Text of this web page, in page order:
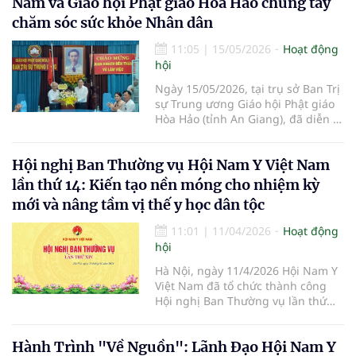
do Trường Trung cấp Quốc tế
Mekong phối hợp cùng Phòng
khám Đa khoa BIC NANO CELL và
Chi hội Nam Y Cần Thơ tổ chức,
thu hút đông đảo giới chuyên gia,
cơ quan quản lý và các y bác sĩ
trên cả nước tham dự.
chăm sóc sức khỏe Nhân dân
11:05 | 15/05/2026
Hoạt động
hội
Ngày 15/05/2026, tại trụ sở Ban Trị
sự Trung ương Giáo hội Phật giáo
Hòa Hảo (tỉnh An Giang), đã diễn ra
Ban Trị sự Trung ương Giáo hội
Phật giáo Hòa Hảo. Cuộc gặp mở ra
chương mới trong việc bảo tồn,
phát triển y học cổ truyền và
nguồn dược liệu quý báu của dân
tộc.
Hội nghị Ban Thường vụ Hội Nam Y Việt Nam
lần thứ 14: Kiến tạo nền móng cho nhiệm kỳ
mới và nâng tầm vị thế y học dân tộc
11:01 | 11/04/2026
Hoạt động
hội
Hà Nội, ngày 11/4/2026 Hội Nam Y
Việt Nam đã tổ chức thành công
Hội nghị Ban Thường vụ lần thứ
trong quý 1 năm 2026, đồng thời
Hành Trình "Về Nguồn": Lãnh Đạo Hội Nam Y